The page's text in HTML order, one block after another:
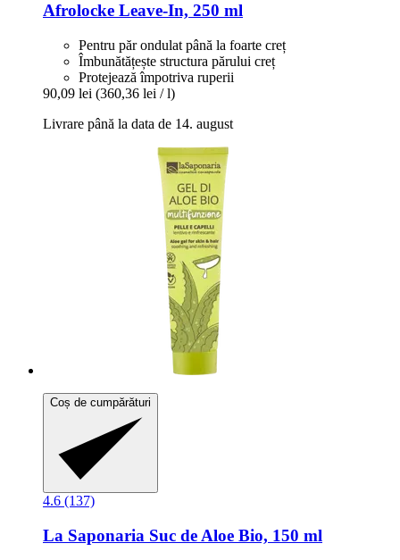
Afrolocke Leave-​In, 250 ml
Pentru păr ondulat până la foarte creț
Îmbunătățește structura părului creț
Protejează împotriva ruperii
90,09 lei (360,36 lei / l)
Livrare până la data de 14. august
Coș de cumpărături
4.6 (137)
La Saponaria Suc de Aloe Bio, 150 ml